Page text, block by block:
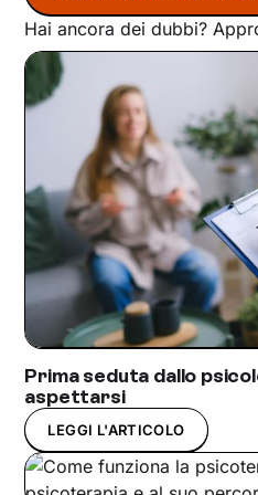
Hai ancora dei dubbi?
Prima seduta dallo
aspettarsi
LEGGI L'ARTICOLO